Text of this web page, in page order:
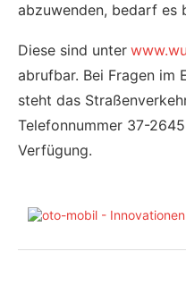
abzuwenden, bedarf es
Diese sind unter
abrufbar. Bei Fragen im
steht das
Telefonnummer 37-
Verfügung.